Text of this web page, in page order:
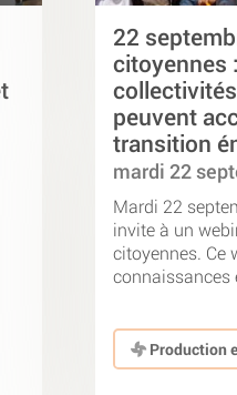
22
citoyennes
peuvent
transition
mardi 22
Mardi 22
invite à un
citoyennes. Ce
Production